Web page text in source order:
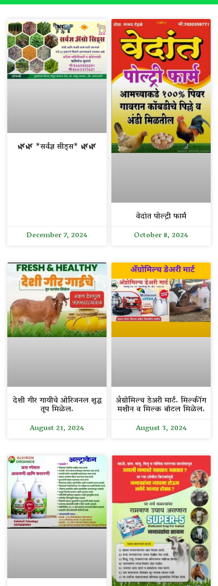
🌿🌿 *सर्वज्ञ सीड्स* 🌿🌿
December 7, 2024
वेदांत पोल्ट्री फार्म
October 8, 2024
देशी गीर गायीचे ओरिजनल शुद्ध
तूप मिळेल.
August 21, 2024
अँग्रोमिल्च डेअरी मार्ट. मिल्कींग
मशीन व मिल्क बॉटल मिळेल.
August 3, 2024